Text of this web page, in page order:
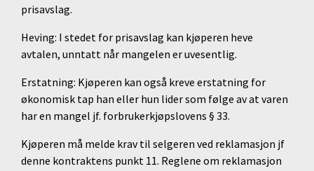
prisavslag.
Heving: I stedet for prisavslag kan kjøperen heve
avtalen, unntatt når mangelen er uvesentlig.
Erstatning: Kjøperen kan også kreve erstatning for
økonomisk tap han eller hun lider som følge av at varen
har en mangel jf. forbrukerkjøpslovens § 33.
Kjøperen må melde krav til selgeren ved reklamasjon jf
denne kontraktens punkt 11. Reglene om reklamasjon